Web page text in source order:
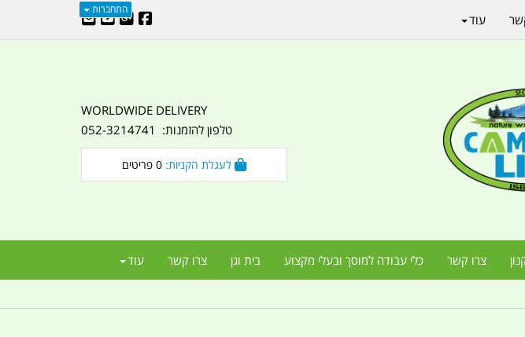
התחברות
WORLDWIDE DELIVERY
טלפון להזמנות: 052-3214741
0
צרו קשר כלי עבודה למוסך ובעלי מקצוע בית וגן צרו קשר עוד
עוד